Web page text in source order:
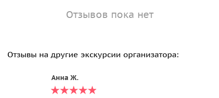
Отзывов пока нет
Отзывы на другие экскурсии организатора:
Анна Ж.